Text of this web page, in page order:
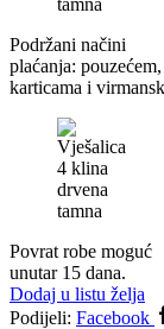
Podržani načini
plaćanja: pouzećem,
karticama i
Povrat robe moguć
unutar 15 dana.
Dodaj u listu želja
Podijeli: Facebook